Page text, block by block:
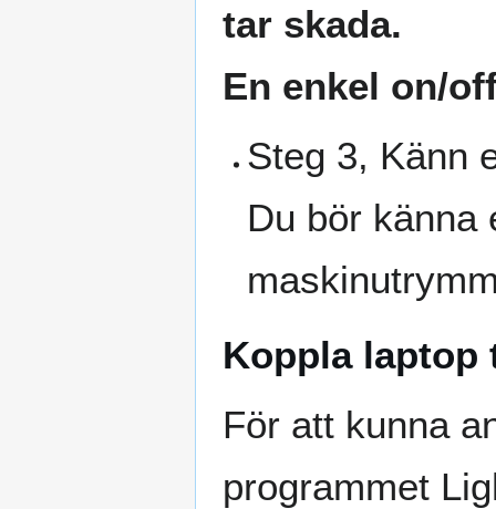
tar skada.
En enkel on/
Steg 3, Känn
Du bör känna
Koppla laptop
För att kunna
programmet